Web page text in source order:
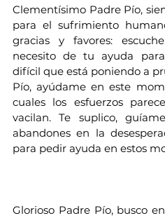
Clementísimo Padre Pío,
para el sufrimiento
gracias y favores:
necesito de tu ayuda
difícil que está poniendo a
Pío, ayúdame en este
cuales los esfuerzos
vacilan. Te suplico,
abandones en la
para pedir ayuda en estos
Glorioso Padre Pío, busco